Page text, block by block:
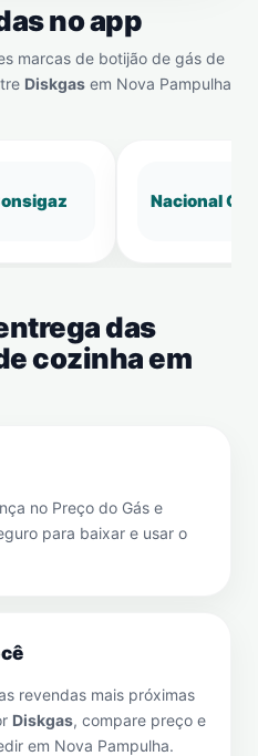
no app
marcas de botijão de gás de
Diskgas em Nova Pampulha
Nacional Gás
das
cozinha em
no Preço do Gás e
para baixar e usar o
revendas mais próximas
Diskgas, compare preço e
em Nova Pampulha.